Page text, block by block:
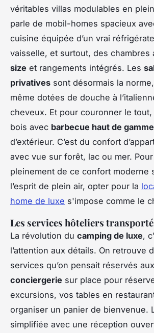
véritables villas modulables en
parle de mobil-homes spacieux
cuisine équipée d’un vrai
vaisselle, et surtout, des chambres
size et rangements intégrés. Les
privatives sont désormais la
même dotées de douche à
cheveux. Et pour couronner le
bois avec barbecue haut de gamme
d’extérieur. C’est du confort
avec vue sur forêt, lac ou mer.
pleinement de ce confort moderne
l’esprit de plein air, opter pour la
home de luxe s'impose comme le
Les services hôteliers
La révolution du camping de luxe,
l’attention aux détails. On retrouve
services qu’on pensait réservés
conciergerie sur place pour
excursions, vos tables en
organiser un panier de bienvenue.
simplifiée avec une réception